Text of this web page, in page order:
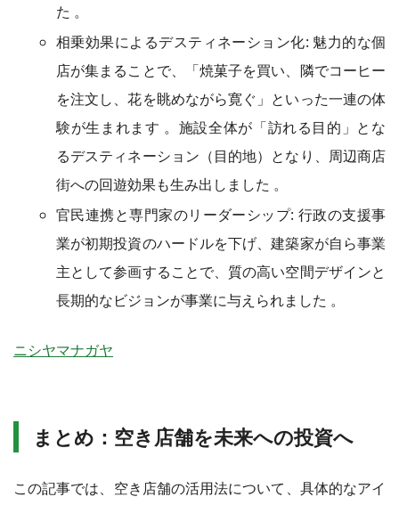
た 。
相乗効果によるデスティネーション化: 魅力的な個
店が集まることで、「焼菓子を買い、隣でコーヒー
を注文し、花を眺めながら寛ぐ」といった一連の体
験が生まれます 。施設全体が「訪れる目的」とな
るデスティネーション（目的地）となり、周辺商店
街への回遊効果も生み出しました 。
官民連携と専門家のリーダーシップ: 行政の支援事
業が初期投資のハードルを下げ、建築家が自ら事業
主として参画することで、質の高い空間デザインと
長期的なビジョンが事業に与えられました 。
ニシヤマナガヤ
まとめ：空き店舗を未来への投資へ
この記事では、空き店舗の活用法について、具体的なアイ